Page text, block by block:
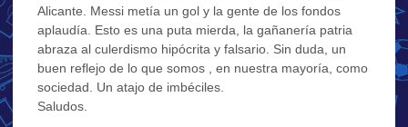
Alicante. Messi metía un gol y la gente de los fondos
aplaudía. Esto es una puta mierda, la gañanería patria
abraza al culerdismo hipócrita y falsario. Sin duda, un
buen reflejo de lo que somos , en nuestra mayoría, como
sociedad. Un atajo de imbéciles.
Saludos.